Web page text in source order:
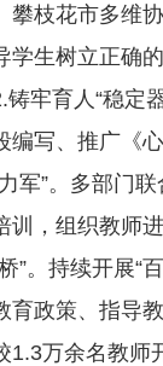
花市多维协
学生树立正确
铸牢育人“稳定
编写、推广《
军”。多部门
训，组织教师
”。持续开展
育政策、指导
1.3万余名教师